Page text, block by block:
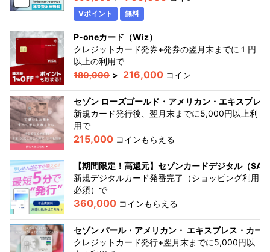
Vポイント 無料
P-oneカード（Wiz）
クレジットカード発券+発券の翌月末までに１円
以上の利用で
180,000 > 216,000 コイン
セゾン ローズゴールド・アメリカン・エキスプレ
新規カード発行後、翌月末までに5,000円以上利
用で
215,000 コインもらえる
【期間限定！高還元】セゾンカードデジタル（
新規デジタルカード発番完了（ショッピング利用
必須） で
360,000 コインもらえる
セゾン パール・アメリカン・ エキスプレス・カー
クレジットカード発行+翌月末までに5,000円以